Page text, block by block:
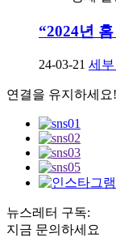
“2024년
24-03-21 세
연결을 유지하세요!
뉴스레터 구독:
지금 문의하세요